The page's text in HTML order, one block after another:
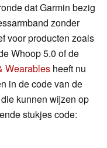
dat Garmin bezig
zonder
voor producten zoals
Whoop 5.0 of de
Wearables heeft nu
in de code van de
kunnen wijzen op
stukjes code: